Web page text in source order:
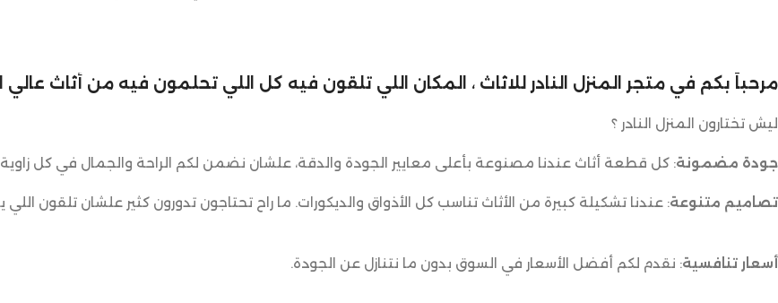
مرحباً بكم في متجر المنزل النادر للاثاث ، المكان اللي تلقون فيه كل اللي تحلمون فيه من أثاث
ليش تختارون المنزل النادر ؟
جودة مضمونة: كل قطعة أثاث عندنا مصنوعة بأعلى معايير الجودة والدقة، علشان نضمن لكم الراحة والجمال في كل
تصاميم متنوعة: عندنا تشكيلة كبيرة من الأثاث تناسب كل الأذواق والديكورات. ما راح تحتاجون تدورون كثير علشان تلقون
أسعار تنافسية: نقدم لكم أفضل الأسعار في السوق بدون ما نتنازل عن الجودة.